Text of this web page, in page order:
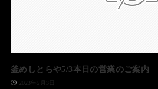
釜めしとらや5/3本日の営業のご案内
2023年5月3日